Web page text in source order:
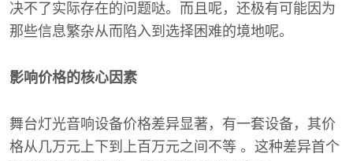
决不了实际存在的问题哒。而且呢，还极有可能因为
那些信息繁杂从而陷入到选择困难的境地呢。
影响价格的核心因素
舞台灯光音响设备价格差异显著，有一套设备，其价
格从几万元上下到上百万元之间不等 。这种差异首个